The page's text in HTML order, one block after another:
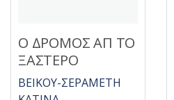
Ο ΔΡΟΜΟΣ ΑΠ ΤΟ
ΞΑΣΤΕΡΟ
ΒΕΙΚΟΥ-ΣΕΡΑΜΕΤΗ